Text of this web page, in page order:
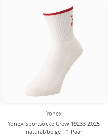
Yonex
Yonex Sportsocke Crew 19233 2025
natural/beige - 1 Paar